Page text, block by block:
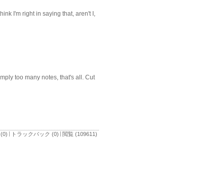
I'm right in saying that, aren't I,
too many notes, that's all. Cut
トラックバック (0) 閲覧 (109611)